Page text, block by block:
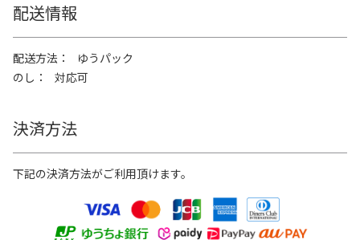
配送情報
配送方法
ゆうパック
のし
対応可
決済方法
下記の決済方法がご利用頂けます。